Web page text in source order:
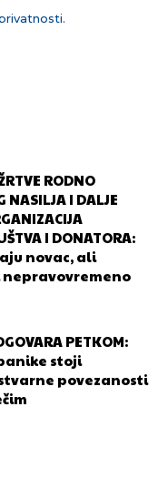
RODNO
NASILJA I DALJE
I DONATORA:
novac, ali
PETKOM:
stoji
povezanosti